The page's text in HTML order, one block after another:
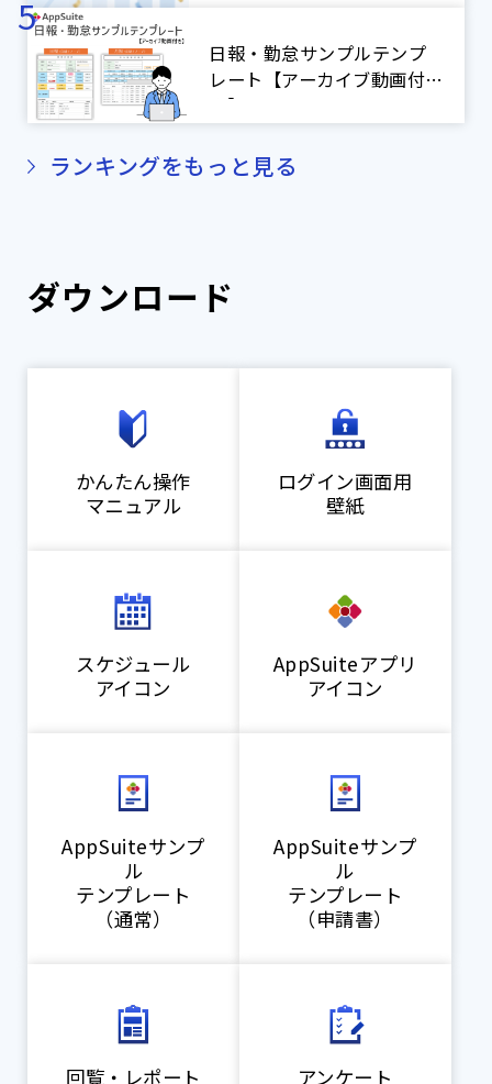
日報・勤怠サンプルテンプ
レート【アーカイブ動画付
き】
ランキングをもっと見る
ダウンロード
かんたん操作
マニュアル
ログイン画面用
壁紙
スケジュール
アイコン
AppSuiteアプリ
アイコン
AppSuiteサンプ
ル
テンプレート
（通常）
AppSuiteサンプ
ル
テンプレート
（申請書）
回覧・レポート
アンケート